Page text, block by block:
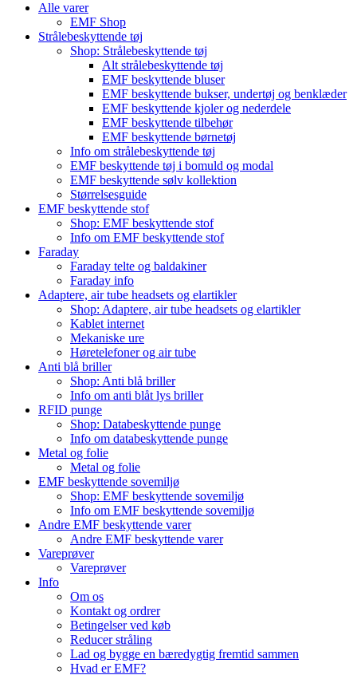
Alle varer
EMF Shop
Strålebeskyttende tøj
Shop: Strålebeskyttende tøj
Alt strålebeskyttende tøj
EMF beskyttende bluser
EMF beskyttende bukser, undertøj og benklæder
EMF beskyttende kjoler og nederdele
EMF beskyttende tilbehør
EMF beskyttende børnetøj
Info om strålebeskyttende tøj
EMF beskyttende tøj i bomuld og modal
EMF beskyttende sølv kollektion
Størrelsesguide
EMF beskyttende stof
Shop: EMF beskyttende stof
Info om EMF beskyttende stof
Faraday
Faraday telte og baldakiner
Faraday info
Adaptere, air tube headsets og elartikler
Shop: Adaptere, air tube headsets og elartikler
Kablet internet
Mekaniske ure
Høretelefoner og air tube
Anti blå briller
Shop: Anti blå briller
Info om anti blåt lys briller
RFID punge
Shop: Databeskyttende punge
Info om databeskyttende punge
Metal og folie
Metal og folie
EMF beskyttende sovemiljø
Shop: EMF beskyttende sovemiljø
Info om EMF beskyttende sovemiljø
Andre EMF beskyttende varer
Andre EMF beskyttende varer
Vareprøver
Vareprøver
Info
Om os
Kontakt og ordrer
Betingelser ved køb
Reducer stråling
Lad og bygge en bæredygtig fremtid sammen
Hvad er EMF?